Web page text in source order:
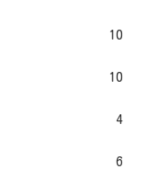
10
10
4
6